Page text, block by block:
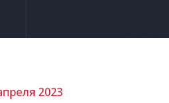
2023